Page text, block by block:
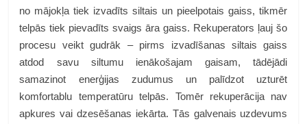
no mājokļa tiek izvadīts siltais un pieelpotais gaiss, tikmēr
telpās tiek pievadīts svaigs āra gaiss. Rekuperators ļauj šo
procesu veikt gudrāk – pirms izvadīšanas siltais gaiss
atdod savu siltumu ienākošajam gaisam, tādējādi
samazinot enerģijas zudumus un palīdzot uzturēt
komfortablu temperatūru telpās. Tomēr rekuperācija nav
apkures vai dzesēšanas iekārta. Tās galvenais uzdevums